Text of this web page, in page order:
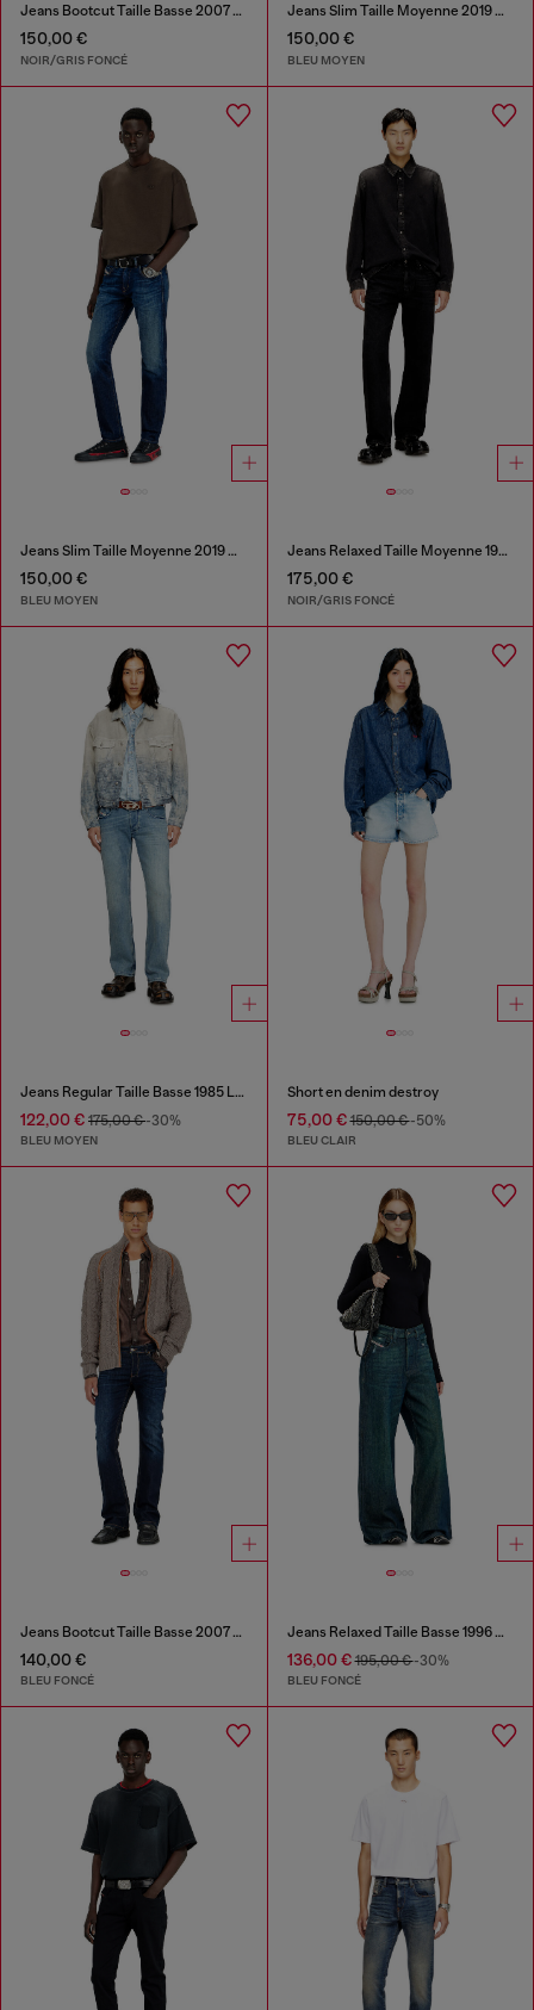
Jeans Bootcut Taille Basse 2007 Zatiny
150,00 €
NOIR/GRIS FONCÉ
Jeans Slim Taille Moyenne 2019 D-Strukt
150,00 €
BLEU MOYEN
Jeans Slim Taille Moyenne 2019 D-Strukt
150,00 €
BLEU MOYEN
Jeans Relaxed Taille Moyenne 1980 D-Eeper
175,00 €
NOIR/GRIS FONCÉ
Jeans Regular Taille Basse 1985 Larkee
122,00 € 175,00 €-30%
BLEU MOYEN
Short en denim destroy
75,00 €150,00 €-50%
BLEU CLAIR
Jeans Bootcut Taille Basse 2007 Zatiny
140,00 €
BLEU FONCÉ
Jeans Relaxed Taille Basse 1996 D-Sire
136,00 €195,00 €-30%
BLEU FONCÉ